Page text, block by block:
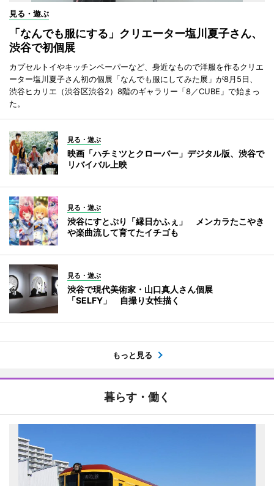
見る・遊ぶ
「なんでも服にする」クリエーター塩川夏子さん、
渋谷で初個展
カプセルトイやキッチンペーパーなど、身近なもので洋服を作るクリエ
ーター塩川夏子さん初の個展「なんでも服にしてみた展」が8月5日、
渋谷ヒカリエ（渋谷区渋谷2）8階のギャラリー「8／CUBE」で始まっ
た。
見る・遊ぶ
映画「ハチミツとクローバー」デジタル版、渋谷で
リバイバル上映
見る・遊ぶ
渋谷にすとぷり「縁日かふぇ」 メンカラたこやき
や楽曲流して育てたイチゴも
見る・遊ぶ
渋谷で現代美術家・山口真人さん個展
「SELFY」 自撮り女性描く
もっと見る
暮らす・働く